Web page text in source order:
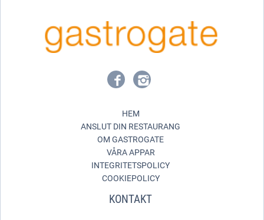
HEM
ANSLUT DIN RESTAURANG
OM GASTROGATE
VÅRA APPAR
INTEGRITETSPOLICY
COOKIEPOLICY
KONTAKT